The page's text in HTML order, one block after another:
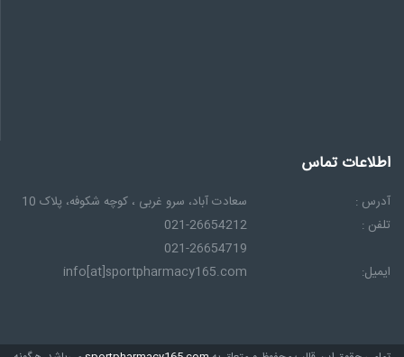
تماس
:
سعادت آباد، سرو غربی ، كوچه شكوفه، پلاک 10
021-26654212
021-26654719
info[at]sportpharmacy165.com